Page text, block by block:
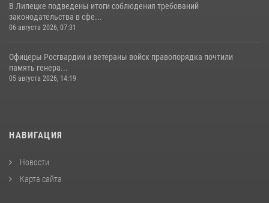
В Липецке подведены итоги соблюдения требований
законодательства в сфе...
06 августа 2026, 07:31
Офицеры Росгвардии и ветераны войск правопорядка почтили
память генера...
05 августа 2026, 14:19
НАВИГАЦИЯ
Новости
Карта сайта